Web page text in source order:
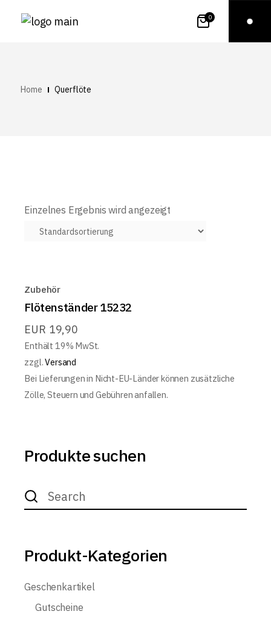
0
Home Querflöte
Einzelnes Ergebnis wird angezeigt
Zubehör
Flötenständer 15232
EUR 19,90
Enthält 19% MwSt.
zzgl.Versand
Bei Lieferungen in Nicht-EU-Länder können zusätzliche
Zölle, Steuern und Gebühren anfallen.
Produkte suchen
Search
for:
Produkt-Kategorien
Geschenkartikel
Gutscheine